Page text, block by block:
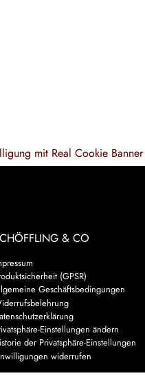
& CO
(GPSR)
Geschäftsbedingungen
Einstellungen ändern
der Privatsphäre-Einstellungen
widerrufen
mit Real Cookie Banner